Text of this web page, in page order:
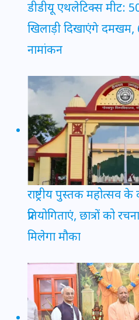
डीडीयू एथलेटिक्स मीट:
खिलाड़ी दिखाएंगे
नामांकन
राष्ट्रीय पुस्तक महोत्सव के
प्रतियोगिताएं, छात्रों को
मिलेगा मौका